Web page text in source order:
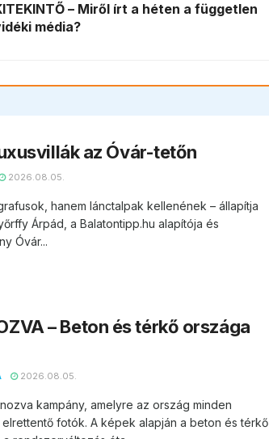
– Miről írt a héten a független
média?
az Óvár-tetőn
2026.08.05.
hanem lánctalpak kellenének – állapítja
Árpád, a Balatontipp.hu alapítója és
Óvár...
– Beton és térkő országa
2026.08.05.
kampány, amelyre az ország minden
fotók. A képek alapján a beton és térkő